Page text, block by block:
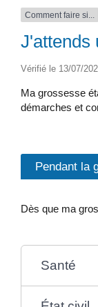
Comment faire si...
J'attends
Vérifié le 13/07/
Ma grossesse
démarches et
Pendant la
Dès que ma
Santé